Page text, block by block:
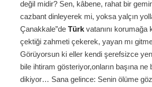
değil midir? Sen, kâbene, rahat bir
cazbant dinleyerek mi, yoksa yalçın
Çanakkale”de Türk vatanını korumağa
çektiği zahmeti çekerek, yayan mı
Görüyorsun ki eller kendi şerefsizce
bile ihtiram gösteriyor,onların başına ne
dikiyor… Sana gelince: Senin ölüme